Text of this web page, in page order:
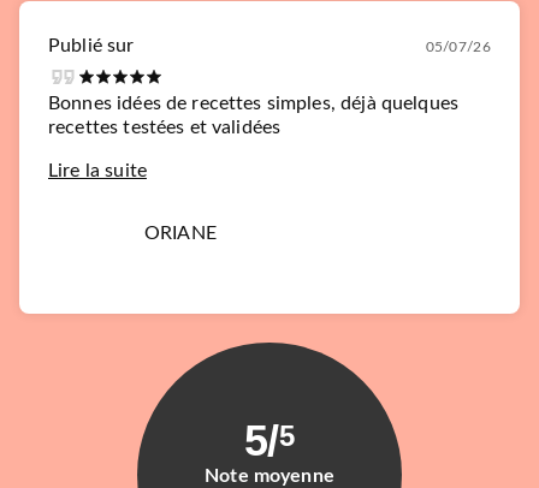
Publié sur 05/07/26
Bonnes idées de recettes simples, déjà quelques
recettes testées et validées
Lire la suite
ORIANE
5/5
Note moyenne